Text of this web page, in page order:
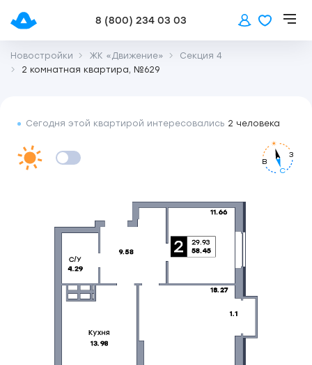
8 (800) 234 03 03
Новостройки ЖК «Движение»
Секция 4
2 комнатная квартира, №629
Сегодня этой квартирой интересовались 2 человека
С
В
З